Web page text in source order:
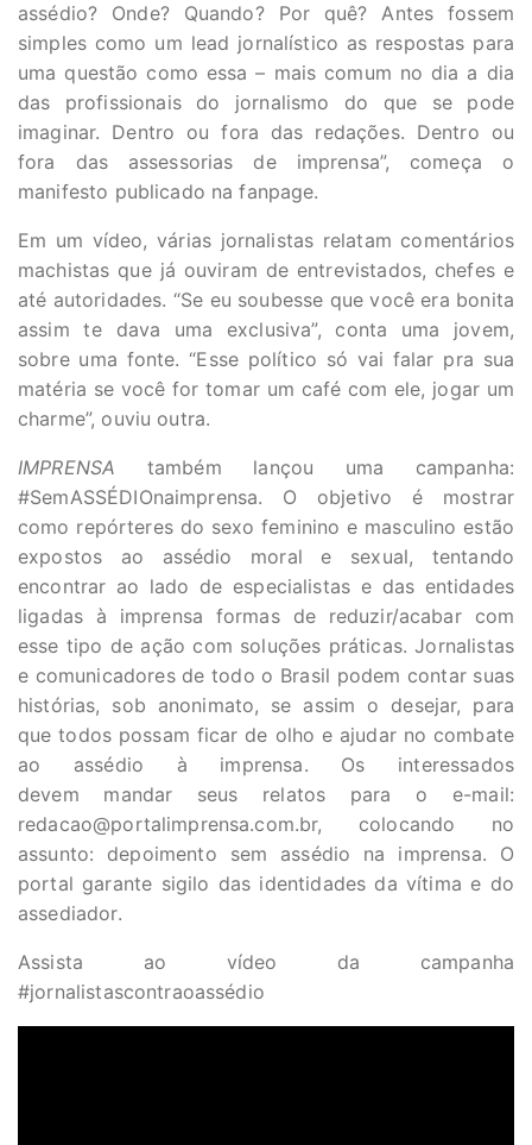
assédio? Onde? Quando? Por quê? Antes fossem
simples como um lead jornalístico as respostas para
uma questão como essa – mais comum no dia a dia
das profissionais do jornalismo do que se pode
imaginar. Dentro ou fora das redações. Dentro ou
fora das assessorias de imprensa”, começa o
manifesto publicado na fanpage.
Em um vídeo, várias jornalistas relatam comentários
machistas que já ouviram de entrevistados, chefes e
até autoridades. “Se eu soubesse que você era bonita
assim te dava uma exclusiva”, conta uma jovem,
sobre uma fonte. “Esse político só vai falar pra sua
matéria se você for tomar um café com ele, jogar um
charme”, ouviu outra.
IMPRENSA também lançou uma campanha:
#SemASSÉDIOnaimprensa. O objetivo é mostrar
como repórteres do sexo feminino e masculino estão
expostos ao assédio moral e sexual, tentando
encontrar ao lado de especialistas e das entidades
ligadas à imprensa formas de reduzir/acabar com
esse tipo de ação com soluções práticas. Jornalistas
e comunicadores de todo o Brasil podem contar suas
histórias, sob anonimato, se assim o desejar, para
que todos possam ficar de olho e ajudar no combate
ao assédio à imprensa. Os interessados
devem mandar seus relatos para o e-mail:
redacao@portalimprensa.com.br, colocando no
assunto: depoimento sem assédio na imprensa. O
portal garante sigilo das identidades da vítima e do
assediador.
Assista ao vídeo da campanha
#jornalistascontraoassédio